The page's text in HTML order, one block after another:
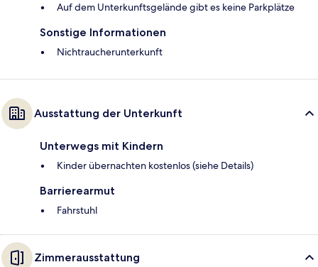
Auf dem Unterkunftsgelände gibt es keine Parkplätze
Sonstige Informationen
Nichtraucherunterkunft
Ausstattung der Unterkunft
Unterwegs mit Kindern
Kinder übernachten kostenlos (siehe Details)
Barrierearmut
Fahrstuhl
Zimmerausstattung